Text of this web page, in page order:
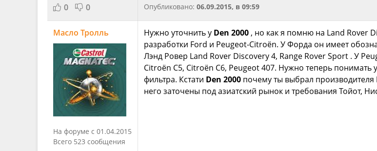
0 0 Опубликовано: 06.09.2015, в 09:59
Масло Тролль
На форуме с 01.04.2015
Всего 523 сообщения
Нужно уточнить у Den 2000 , но как я помню на Land Rover
разработки Ford и Peugeot-Citroën. У Форда он имеет
Лэнд Ровер Land Rover Discovery 4, Range Rover Sport . У
Citroën C5, Citroën C6, Peugeot 407. Нужно теперь понимать
фильтра. Кстати Den 2000 почему ты выбрал производителя
него заточены под азиатский рынок и требования Тойот,